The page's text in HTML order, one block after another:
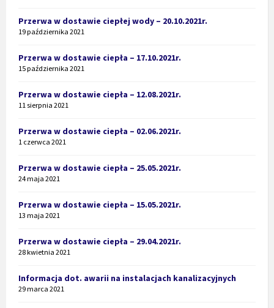
Przerwa w dostawie ciepłej wody – 20.10.2021r.
19 października 2021
Przerwa w dostawie ciepła – 17.10.2021r.
15 października 2021
Przerwa w dostawie ciepła – 12.08.2021r.
11 sierpnia 2021
Przerwa w dostawie ciepła – 02.06.2021r.
1 czerwca 2021
Przerwa w dostawie ciepła – 25.05.2021r.
24 maja 2021
Przerwa w dostawie ciepła – 15.05.2021r.
13 maja 2021
Przerwa w dostawie ciepła – 29.04.2021r.
28 kwietnia 2021
Informacja dot. awarii na instalacjach kanalizacyjnych
29 marca 2021